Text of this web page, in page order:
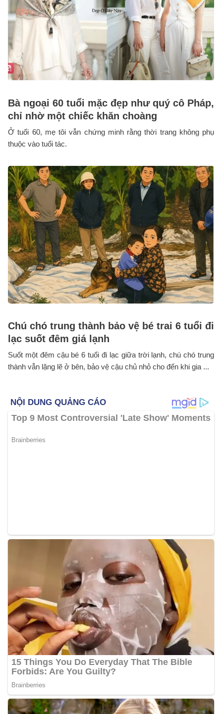
Bà ngoại 60 tuổi mặc đẹp như quý cô Pháp,
chỉ nhờ một chiếc khăn choàng
Ở tuổi 60, mẹ tôi vẫn chứng minh rằng thời trang không phụ
thuộc vào tuổi tác.
Chú chó trung thành bảo vệ bé trai 6 tuổi đi
lạc suốt đêm giá lạnh
Suốt một đêm cậu bé 6 tuổi đi lạc giữa trời lạnh, chú chó trung
thành vẫn lặng lẽ ở bên, bảo vệ cậu chủ nhỏ cho đến khi gia ...